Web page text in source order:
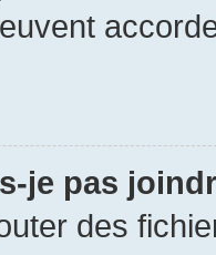
je pas
des